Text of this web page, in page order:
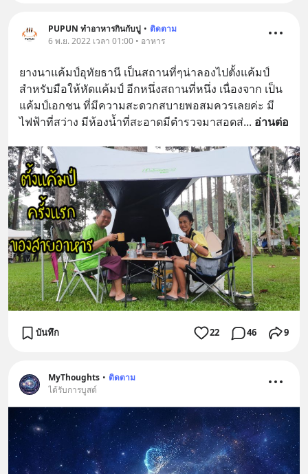
PUPUN ทำอาหารกินกับปู • ติดตาม
6 พ.ย. 2022 เวลา 01:00 • อาหาร
ยางนาแค้มป์อุทัยธานี เป็นสถานที่ๆน่าลองไปตั้งแค้มป์
สำหรับมือให้หัดแค้มป์ อีกหนึ่งสถานที่หนึ่ง เนื่องจาก เป็น
แค้มป์เอกชน ที่มีความสะดวกสบายพอสมควรเลยค่ะ มี
ไฟฟ้าที่สว่าง มีห้องน้ำที่สะอาดมีตำรวจมาสอดส่... อ่านต่อ
บันทึก 22 46 9
MyThoughts • ติดตาม
ได้รับการบูสต์